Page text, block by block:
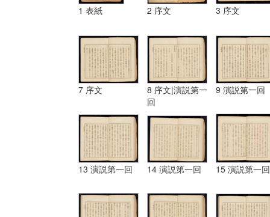
1 表紙 2 序文 3 序文
7 序文
8 序文|演説第一
回
9 演説第一回
13 演説第一回 14 演説第一回 15 演説第一回